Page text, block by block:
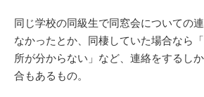
同じ学校の同級生で同窓会についての
なかったとか、同棲していた場合なら
所が分からない」など、連絡をするし
合もあるもの。